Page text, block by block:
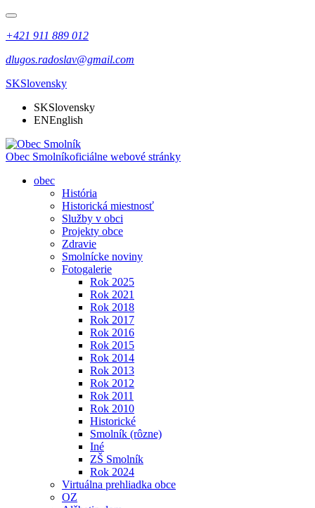
+421 911 889 012
dlugos.radoslav@gmail.com
SKSlovensky
SKSlovensky
ENEnglish
Obec Smolníkoficiálne webové stránky
obec
História
Historická miestnosť
Služby v obci
Projekty obce
Zdravie
Smolnícke noviny
Fotogalerie
Rok 2025
Rok 2021
Rok 2018
Rok 2017
Rok 2016
Rok 2015
Rok 2014
Rok 2013
Rok 2012
Rok 2011
Rok 2010
Historické
Smolník (rôzne)
Iné
ZŠ Smolník
Rok 2024
Virtuálna prehliadka obce
OZ